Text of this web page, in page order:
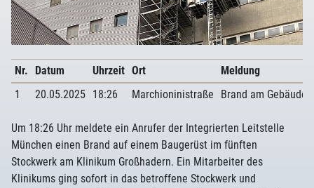
Nr. Datum Uhrzeit Ort Meldung
1
20.05.2025 18:26 Marchioninistraße Brand am Gebäude
Um 18:26 Uhr meldete ein Anrufer der Integrierten Leitstelle
München einen Brand auf einem Baugerüst im fünften
Stockwerk am Klinikum Großhadern. Ein Mitarbeiter des
Klinikums ging sofort in das betroffene Stockwerk und